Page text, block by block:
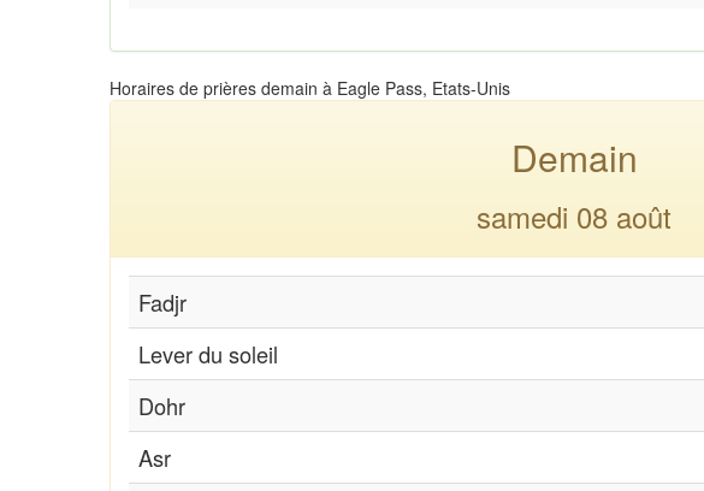
Horaires de prières demain à Eagle Pass, Etats-Unis
Demain
samedi 08 août
Fadjr
Lever du soleil
Dohr
Asr